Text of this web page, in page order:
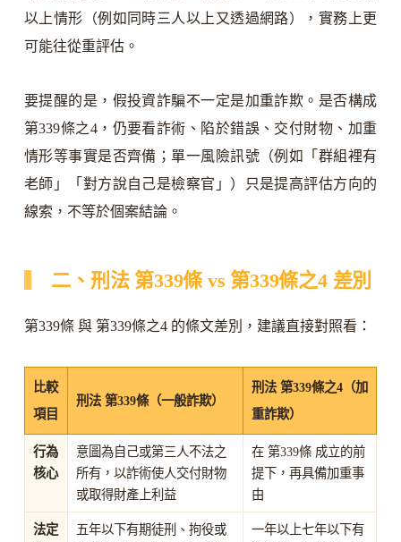
以上情形（例如同時三人以上又透過網路），實務上更
可能往從重評估。
要提醒的是，假投資詐騙不一定是加重詐欺。是否構成
第339條之4，仍要看詐術、陷於錯誤、交付財物、加重
情形等事實是否齊備；單一風險訊號（例如「群組裡有
老師」「對方說自己是檢察官」）只是提高評估方向的
線索，不等於個案結論。
二、刑法 第339條 vs 第339條之4 差別
第339條 與 第339條之4 的條文差別，建議直接對照看：
比較
項目
刑法 第339條（一般詐欺）
刑法 第339條之4（加
重詐欺）
行為
核心
意圖為自己或第三人不法之
所有，以詐術使人交付財物
或取得財產上利益
在 第339條 成立的前
提下，再具備加重事
由
法定
五年以下有期徒刑、拘役或
一年以上七年以下有